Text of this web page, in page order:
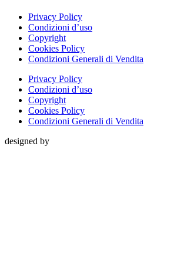
Privacy Policy
Condizioni d’uso
Copyright
Cookies Policy
Condizioni Generali di Vendita
Privacy Policy
Condizioni d’uso
Copyright
Cookies Policy
Condizioni Generali di Vendita
designed by